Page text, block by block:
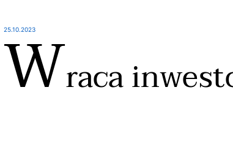
25.10.2023
Wraca